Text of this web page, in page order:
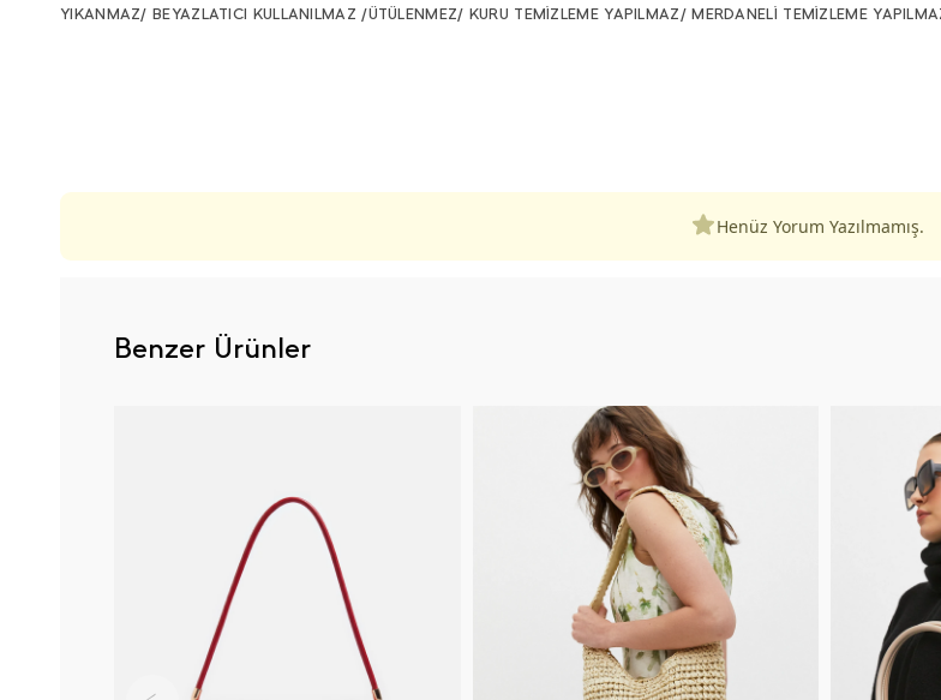
YIKANMAZ/ BEYAZLATICI KULLANILMAZ /ÜTÜLENMEZ/ KURU TEMİZLEME YAPILMAZ/ MERDANELİ TEMİZLEME
Henüz Yorum Yazılmamış.
Benzer Ürünler